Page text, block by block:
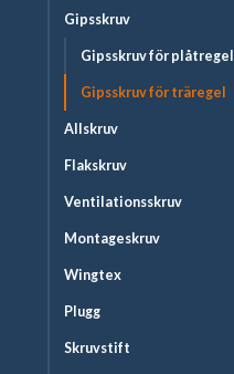
Gipsskruv
Gipsskruv för plåtregel
Gipsskruv för träregel
Allskruv
Flakskruv
Ventilationsskruv
Montageskruv
Wingtex
Plugg
Skruvstift